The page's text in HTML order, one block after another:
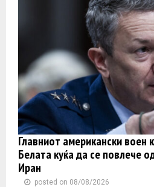
Главниот американски воен
Белата куќа да се повлече
Иран
posted on 08/08/2026